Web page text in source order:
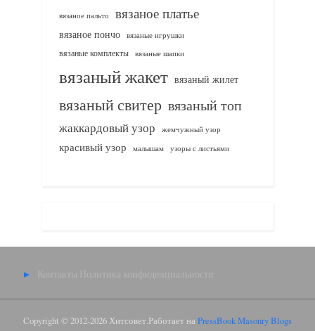
вязаное пальто вязаное платье
вязаное пончо вязаные игрушки
вязаные комплекты
вязаные шапки
вязаный жакет вязаный жилет
вязаный свитер вязаный топ
жаккардовый узор жемчужный узор
красивый узор малышам узоры с листьями
Контакты Политика конфиденциальности
Copyright © 2012-2026 Хитсовет.Работает на PressBook Masonry Blogs